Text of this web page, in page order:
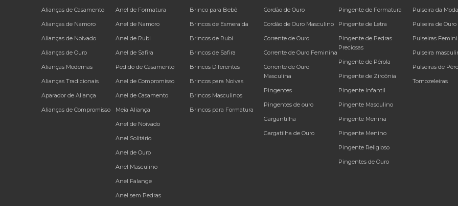
Alianças de Casamento
Alianças de Namoro
Alianças de Noivado
Alianças de Ouro
Alianças Modernas
Alianças Tradicionais
Aparador de Aliança
Alianças de Compromisso
Anel de Formatura
Anel de Namoro
Anel de Rubi
Anel de Safira
Pedido de Casamento
Anel de Compromisso
Anel de Casamento
Meia Aliança
Anel de Noivado
Anel Solitário
Anel de Ouro
Anel Masculino
Anel Falange
Anel sem Pedras
Brinco para Bebê
Brincos de Esmeralda
Brincos de Rubi
Brincos de Safira
Brincos Diferentes
Brincos para Noivas
Brincos Masculinos
Brincos para Formatura
Cordão de Ouro
Cordão de Ouro Masculino
Corrente de Ouro
Corrente de Ouro Feminina
Corrente de Ouro
Masculina
Pingentes
Pingentes de ouro
Gargantilha
Gargatilha de Ouro
Pingente de Formatura
Pingente de Letra
Pingente de Pedras
Preciosas
Pingente de Pérola
Pingente de Zircônia
Pingente Infantil
Pingente Masculino
Pingente Menina
Pingente Menino
Pingente Religioso
Pingentes de Ouro
Pulseira da Moda
Pulseira de Ouro
Pulseiras
Pulseira
Pulseiras de
Tornozeleiras